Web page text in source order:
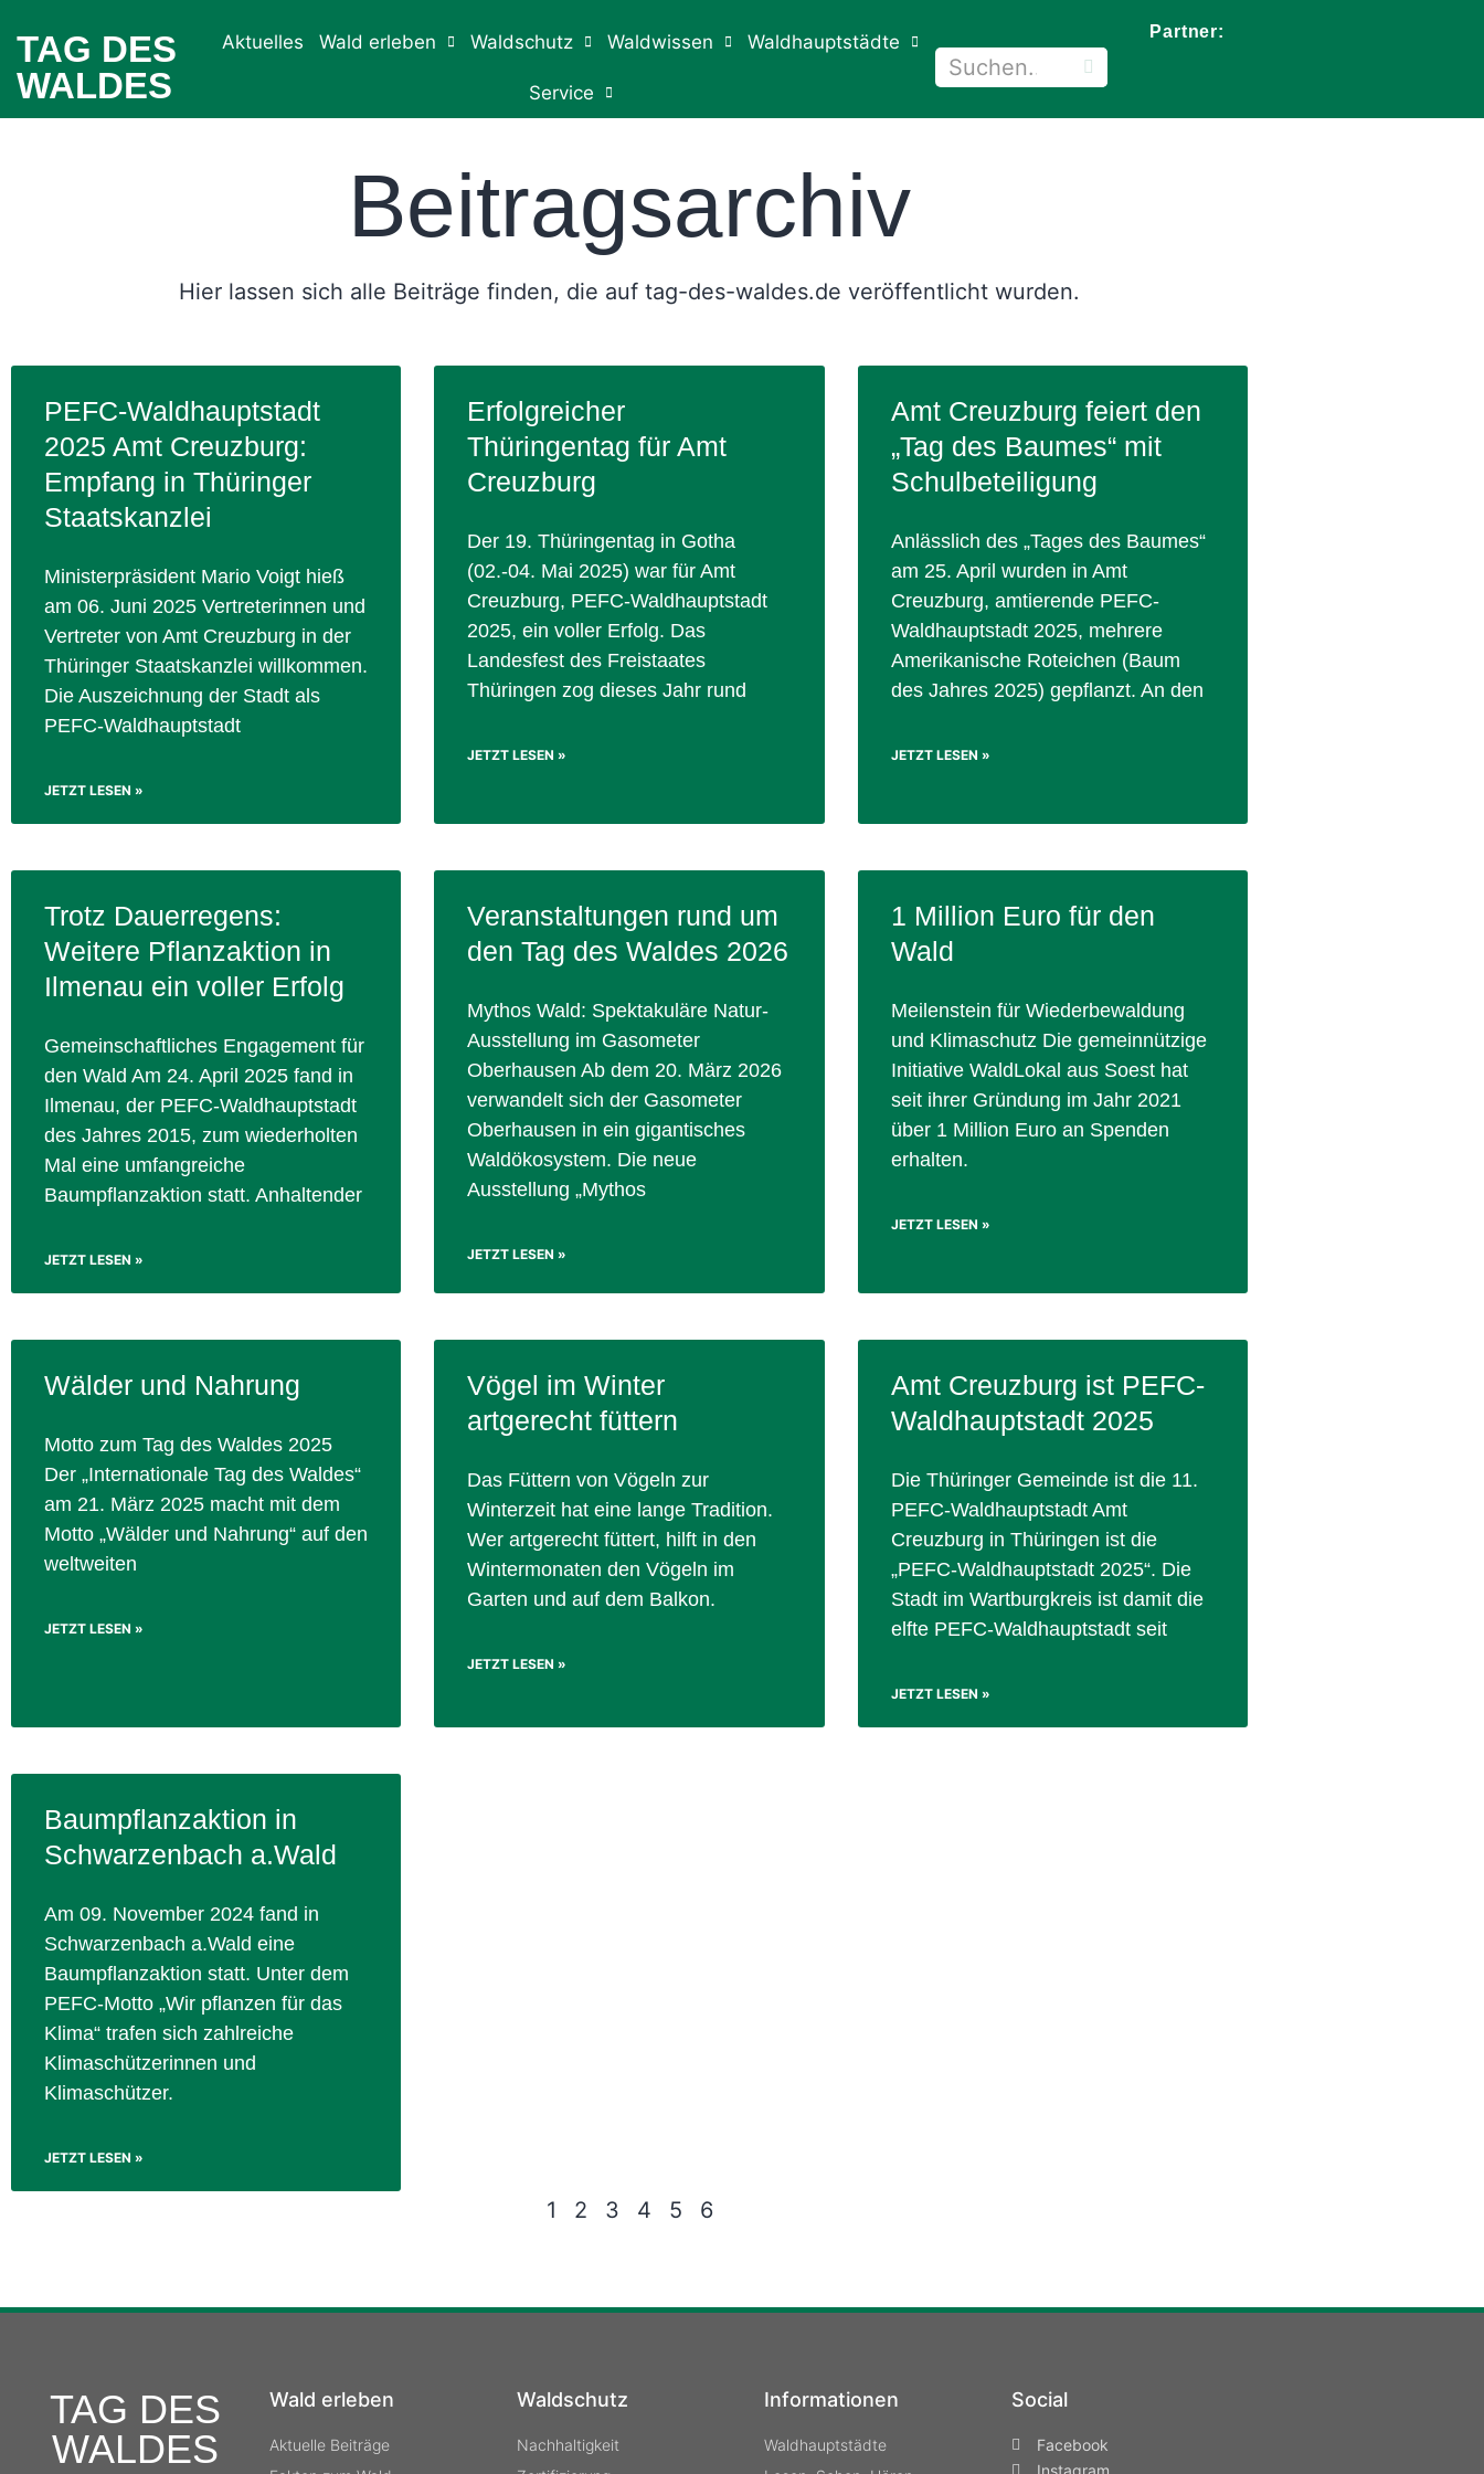
TAG DES
WALDES
Aktuelles Wald erleben Waldschutz Waldwissen Waldhauptstädte
Service
Partner:
Beitragsarchiv
Hier lassen sich alle Beiträge finden, die auf tag-des-waldes.de veröffentlicht wurden.
PEFC-Waldhauptstadt
2025 Amt Creuzburg:
Empfang in Thüringer
Staatskanzlei
Ministerpräsident Mario Voigt hieß
am 06. Juni 2025 Vertreterinnen und
Vertreter von Amt Creuzburg in der
Thüringer Staatskanzlei willkommen.
Die Auszeichnung der Stadt als
PEFC-Waldhauptstadt
JETZT LESEN »
Erfolgreicher
Thüringentag für Amt
Creuzburg
Der 19. Thüringentag in Gotha
(02.-04. Mai 2025) war für Amt
Creuzburg, PEFC-Waldhauptstadt
2025, ein voller Erfolg. Das
Landesfest des Freistaates
Thüringen zog dieses Jahr rund
JETZT LESEN »
Amt Creuzburg feiert den
„Tag des Baumes“ mit
Schulbeteiligung
Anlässlich des „Tages des Baumes“
am 25. April wurden in Amt
Creuzburg, amtierende PEFC-
Waldhauptstadt 2025, mehrere
Amerikanische Roteichen (Baum
des Jahres 2025) gepflanzt. An den
JETZT LESEN »
Trotz Dauerregens:
Weitere Pflanzaktion in
Ilmenau ein voller Erfolg
Gemeinschaftliches Engagement für
den Wald Am 24. April 2025 fand in
Ilmenau, der PEFC-Waldhauptstadt
des Jahres 2015, zum wiederholten
Mal eine umfangreiche
Baumpflanzaktion statt. Anhaltender
JETZT LESEN »
Veranstaltungen rund um
den Tag des Waldes 2026
Mythos Wald: Spektakuläre Natur-
Ausstellung im Gasometer
Oberhausen Ab dem 20. März 2026
verwandelt sich der Gasometer
Oberhausen in ein gigantisches
Waldökosystem. Die neue
Ausstellung „Mythos
JETZT LESEN »
1 Million Euro für den
Wald
Meilenstein für Wiederbewaldung
und Klimaschutz Die gemeinnützige
Initiative WaldLokal aus Soest hat
seit ihrer Gründung im Jahr 2021
über 1 Million Euro an Spenden
erhalten.
JETZT LESEN »
Wälder und Nahrung
Motto zum Tag des Waldes 2025
Der „Internationale Tag des Waldes“
am 21. März 2025 macht mit dem
Motto „Wälder und Nahrung“ auf den
weltweiten
JETZT LESEN »
Vögel im Winter
artgerecht füttern
Das Füttern von Vögeln zur
Winterzeit hat eine lange Tradition.
Wer artgerecht füttert, hilft in den
Wintermonaten den Vögeln im
Garten und auf dem Balkon.
JETZT LESEN »
Amt Creuzburg ist PEFC-
Waldhauptstadt 2025
Die Thüringer Gemeinde ist die 11.
PEFC-Waldhauptstadt Amt
Creuzburg in Thüringen ist die
„PEFC-Waldhauptstadt 2025“. Die
Stadt im Wartburgkreis ist damit die
elfte PEFC-Waldhauptstadt seit
JETZT LESEN »
Baumpflanzaktion in
Schwarzenbach a.Wald
Am 09. November 2024 fand in
Schwarzenbach a.Wald eine
Baumpflanzaktion statt. Unter dem
PEFC-Motto „Wir pflanzen für das
Klima“ trafen sich zahlreiche
Klimaschützerinnen und
Klimaschützer.
JETZT LESEN »
1 2 3 4 5 6
TAG DES
WALDES
Wald erleben
Aktuelle Beiträge
Waldschutz
Nachhaltigkeit
Informationen
Waldhauptstädte
Social
Facebook
Instagram